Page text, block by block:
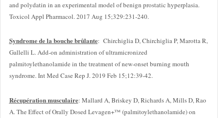
and polydatin in an experimental model of benign prostatic hyperplasia.
Toxicol Appl Pharmacol. 2017 Aug 15;329:231-240.
Syndrome de la bouche brûlante: Chirchiglia D, Chirchiglia P, Marotta R,
Gallelli L. Add-on administration of ultramicronized
palmitoylethanolamide in the treatment of new-onset burning mouth
syndrome. Int Med Case Rep J. 2019 Feb 15;12:39-42.
Récupération musculaire: Mallard A, Briskey D, Richards A, Mills D, Rao
A. The Effect of Orally Dosed Levagen+™ (palmitoylethanolamide) on